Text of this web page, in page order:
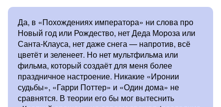
Да, в «Похождениях императора» ни слова про
Новый год или Рождество, нет Деда Мороза или
Санта-Клауса, нет даже снега — напротив, всё
цветёт и зеленеет. Но нет мультфильма или
фильма, который создаёт для меня более
праздничное настроение. Никакие «Иронии
судьбы», «Гарри Поттер» и «Один дома» не
сравнятся. В теории его бы мог вытеснить